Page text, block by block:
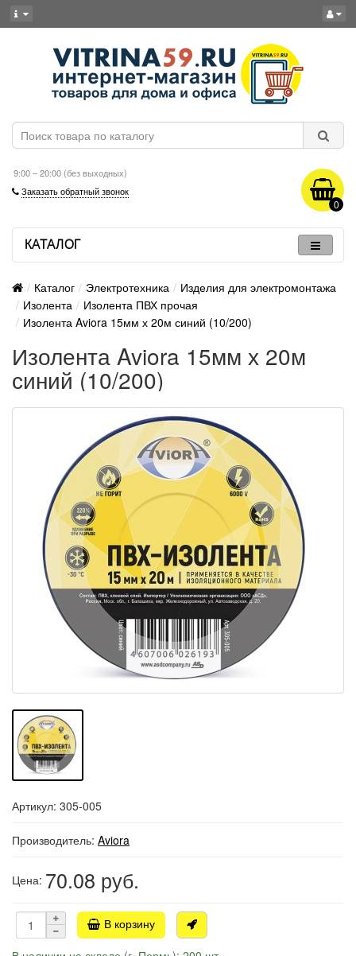
9:00 – 20:00 (без выходных)
Заказать обратный звонок
0
КАТАЛОГ
Каталог Электротехника
Изделия для электромонтажа
Изолента
Изолента ПВХ прочая
Изолента Aviora 15мм х 20м синий (10/200)
Изолента Aviora 15мм х 20м
синий (10/200)
Артикул: 305-005
Производитель: Aviora
Цена: 70.08 руб.
В корзину